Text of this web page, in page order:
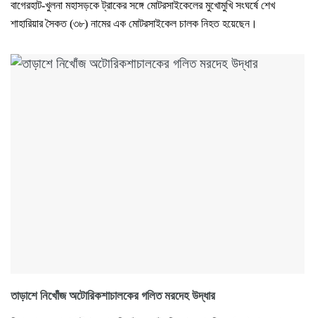
বাগেরহাট-খুলনা মহাসড়কে ট্রাকের সঙ্গে মোটরসাইকেলের মুখোমুখি সংঘর্ষে শেখ
শাহারিয়ার সৈকত (৩৮) নামের এক মোটরসাইকেল চালক নিহত হয়েছেন।
তাড়াশে নিখোঁজ অটোরিকশাচালকের গলিত মরদেহ উদ্ধার